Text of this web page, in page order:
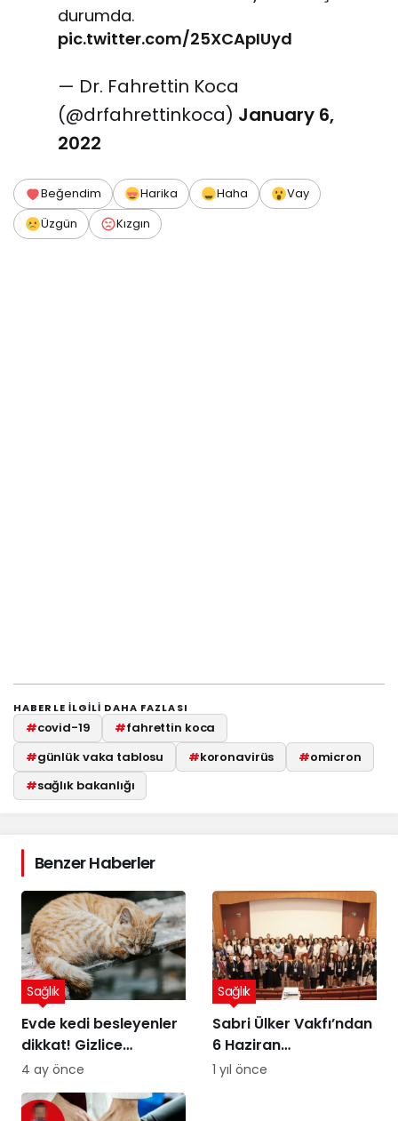
durumda.
pic.twitter.com/25XCApIUyd
— Dr. Fahrettin Koca
(@drfahrettinkoca) January 6,
2022
Beğendim Harika Haha
Vay
Üzgün
Kızgın
HABERLE ILGILI DAHA FAZLASI
#covid-19 #fahrettin koca
#günlük vaka tablosu #koronavirüs #omicron
#sağlık bakanlığı
Benzer Haberler
Evde kedi besleyenler
dikkat! Gizlice
yerleşen parazit,
görme kaybına yol
açıyor
Sağlık
4 ay önce
Sabri Ülker Vakfı’ndan
6 Haziran
Diyetisyenler Günü’ne
Sağlık
1 yıl önce